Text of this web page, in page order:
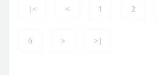
|< < 1 2
6 > >|